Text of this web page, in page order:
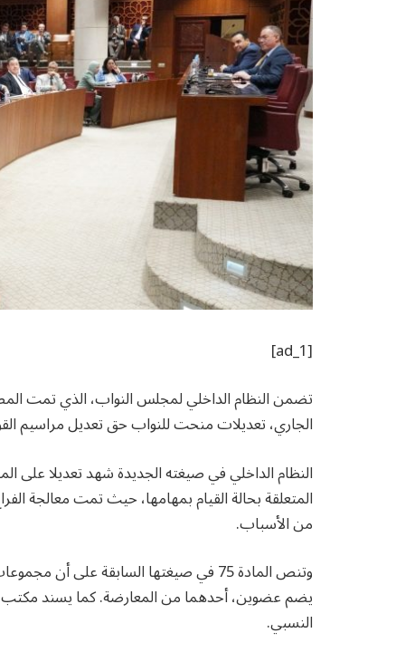
[ad_1]
تضمن النظام الداخلي لمجلس النواب، الذي تمت
الجاري، تعديلات منحت للنواب حق تعديل مراسيم
المتعلقة بحالة القيام بمهامها، حيث تمت معالجة
من الأسباب.
وتنص المادة 75 في صيغتها السابقة
يضم عضوين، أحدهما من المعارضة. كما يسند مكتب
النسبي.